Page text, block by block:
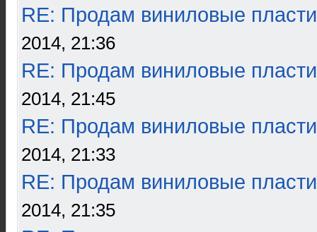
RE: Продам виниловые
2014, 21:36
RE: Продам виниловые
2014, 21:45
RE: Продам виниловые
2014, 21:33
RE: Продам виниловые
2014, 21:35